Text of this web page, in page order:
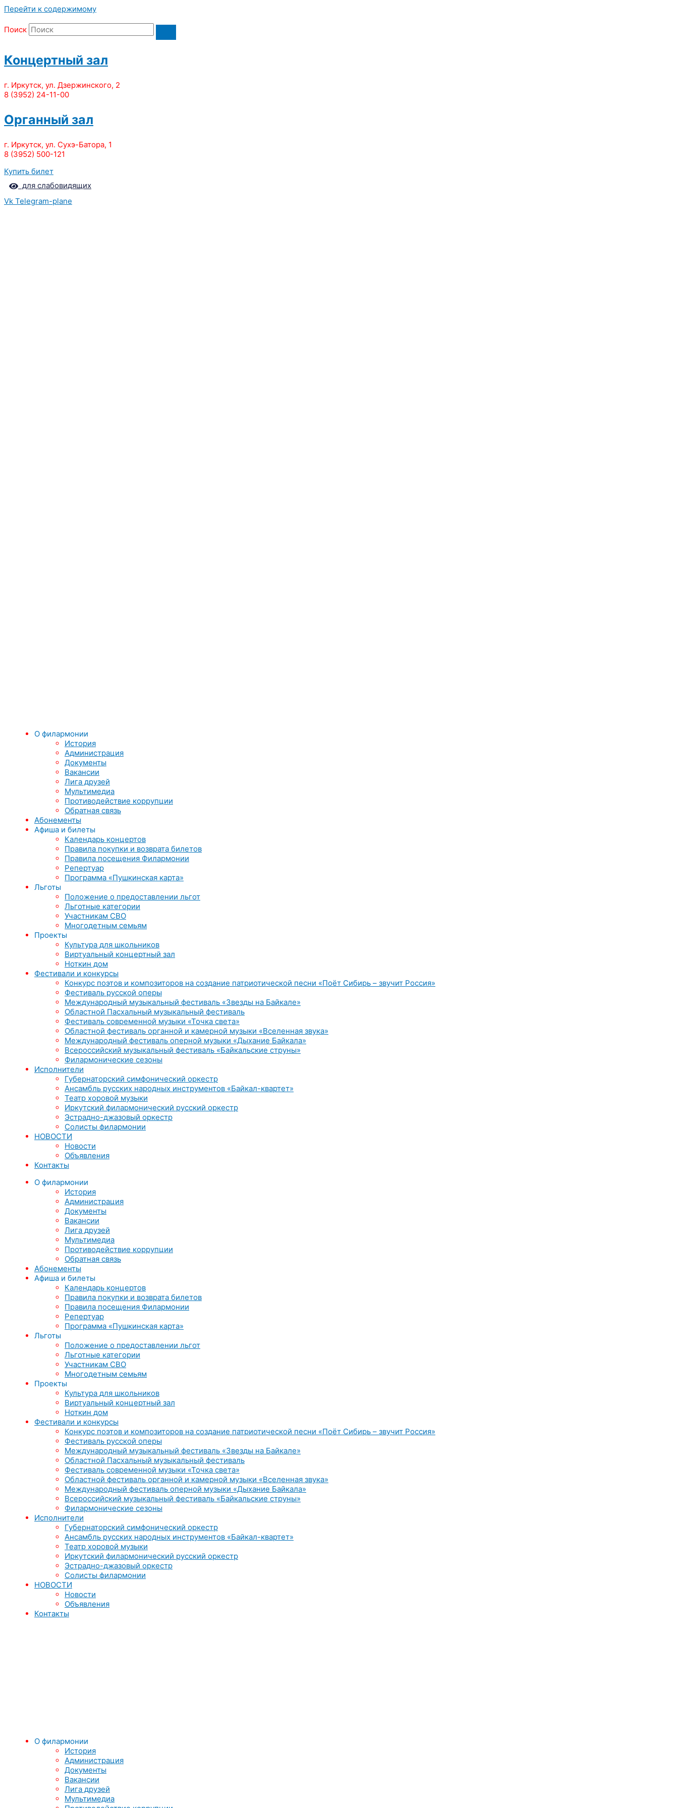
Перейти к содержимому
Поиск
Концертный зал
г. Иркутск, ул. Дзержинского, 2
8 (3952) 24-11-00
Органный зал
г. Иркутск, ул. Сухэ-Батора, 1
8 (3952) 500-121
Купить билет
для слабовидящих
Vk Telegram-plane
О филармонии
История
Администрация
Документы
Вакансии
Лига друзей
Мультимедиа
Противодействие коррупции
Обратная связь
Абонементы
Афиша и билеты
Календарь концертов
Правила покупки и возврата билетов
Правила посещения Филармонии
Репертуар
Программа «Пушкинская карта»
Льготы
Положение о предоставлении льгот
Льготные категории
Участникам СВО
Многодетным семьям
Проекты
Культура для школьников
Виртуальный концертный зал
Ноткин дом
Фестивали и конкурсы
Конкурс поэтов и композиторов на создание патриотической песни «Поёт Сибирь – звучит Россия»
Фестиваль русской оперы
Международный музыкальный фестиваль «Звезды на Байкале»
Областной Пасхальный музыкальный фестиваль
Фестиваль современной музыки «Точка света»
Областной фестиваль органной и камерной музыки «Вселенная звука»
Международный фестиваль оперной музыки «Дыхание Байкала»
Всероссийский музыкальный фестиваль «Байкальские струны»
Филармонические сезоны
Исполнители
Губернаторский симфонический оркестр
Ансамбль русских народных инструментов «Байкал-квартет»
Театр хоровой музыки
Иркутский филармонический русский оркестр
Эстрадно-джазовый оркестр
Солисты филармонии
НОВОСТИ
Новости
Объявления
Контакты
О филармонии
История
Администрация
Документы
Вакансии
Лига друзей
Мультимедиа
Противодействие коррупции
Обратная связь
Абонементы
Афиша и билеты
Календарь концертов
Правила покупки и возврата билетов
Правила посещения Филармонии
Репертуар
Программа «Пушкинская карта»
Льготы
Положение о предоставлении льгот
Льготные категории
Участникам СВО
Многодетным семьям
Проекты
Культура для школьников
Виртуальный концертный зал
Ноткин дом
Фестивали и конкурсы
Конкурс поэтов и композиторов на создание патриотической песни «Поёт Сибирь – звучит Россия»
Фестиваль русской оперы
Международный музыкальный фестиваль «Звезды на Байкале»
Областной Пасхальный музыкальный фестиваль
Фестиваль современной музыки «Точка света»
Областной фестиваль органной и камерной музыки «Вселенная звука»
Международный фестиваль оперной музыки «Дыхание Байкала»
Всероссийский музыкальный фестиваль «Байкальские струны»
Филармонические сезоны
Исполнители
Губернаторский симфонический оркестр
Ансамбль русских народных инструментов «Байкал-квартет»
Театр хоровой музыки
Иркутский филармонический русский оркестр
Эстрадно-джазовый оркестр
Солисты филармонии
НОВОСТИ
Новости
Объявления
Контакты
О филармонии
История
Администрация
Документы
Вакансии
Лига друзей
Мультимедиа